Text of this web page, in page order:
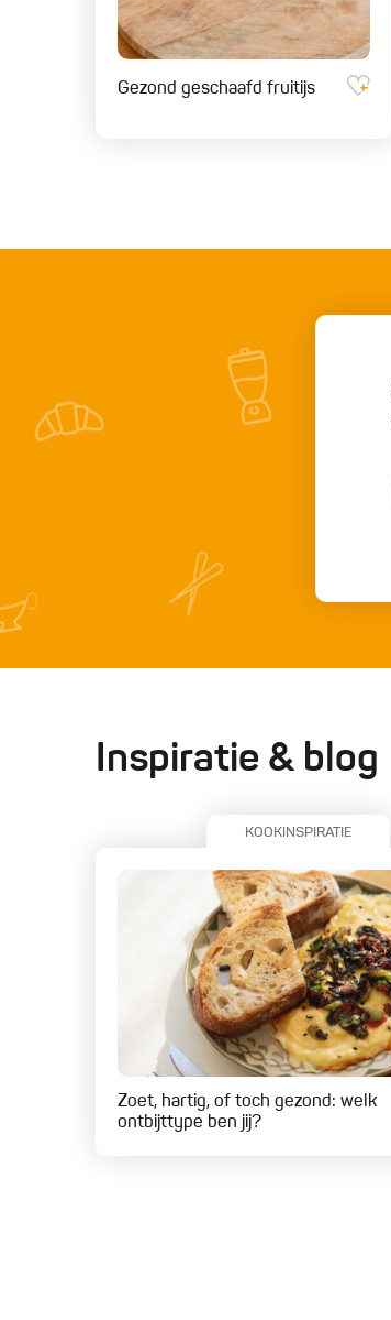
Gezond geschaafd fruitijs
Inspiratie & blog
KOOKINSPIRATIE
Zoet, hartig, of toch gezond: welk
ontbijttype ben jij?